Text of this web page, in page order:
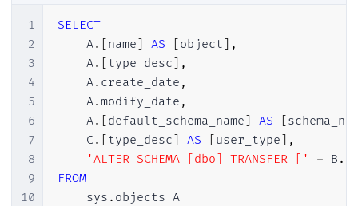
39
SELECT
1
2
3
4
5
6
7
8
9
10
SELECT
    A
. [name] AS [object] ,
    A
. [type_desc] ,
    A
. create_date ,
    A
.modify_date ,
    A
. [default_schema_name] AS [
    C
. [type_desc] AS [user_type] ,
'ALTER SCHEMA [dbo] TRANSFER ['
+ B .
FROM
    sys
. objects A